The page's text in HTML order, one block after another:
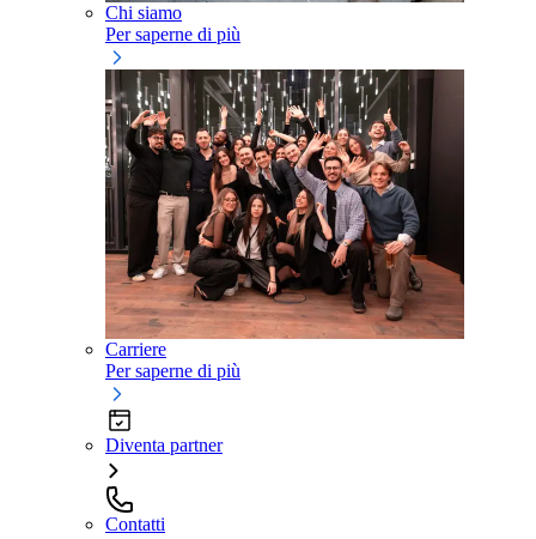
Chi siamo
Per saperne di più
Carriere
Per saperne di più
Diventa partner
Contatti